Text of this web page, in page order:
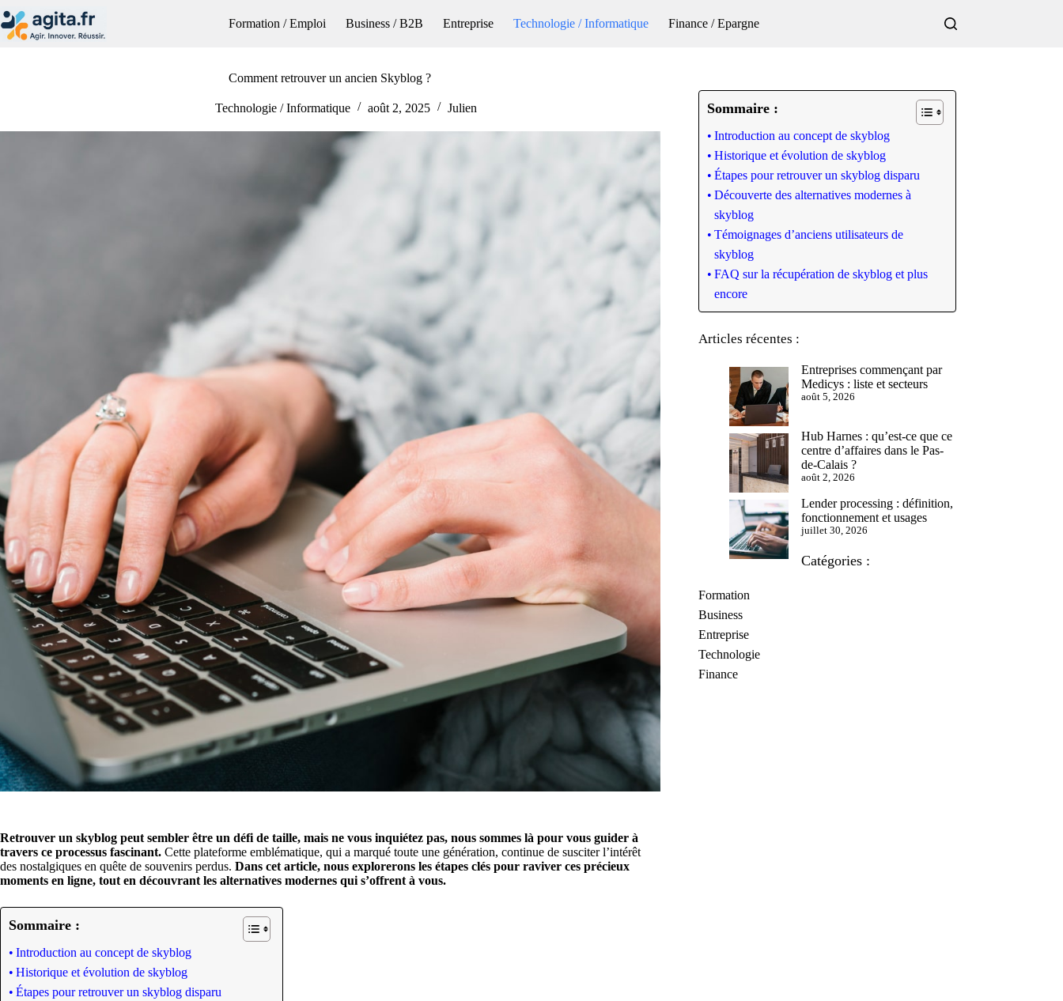
au
contenu
Formation / Emploi Business / B2B Entreprise Technologie / Informatique Finance / Epargne
Comment retrouver un ancien Skyblog ?
Technologie / Informatique août 2, 2025 Julien
Retrouver un skyblog peut sembler être un défi de taille, mais ne vous inquiétez pas, nous sommes là pour vous guider à
travers ce processus fascinant. Cette plateforme emblématique, qui a marqué toute une génération, continue de susciter l’intérêt
des nostalgiques en quête de souvenirs perdus. Dans cet article, nous explorerons les étapes clés pour raviver ces précieux
moments en ligne, tout en découvrant les alternatives modernes qui s’offrent à vous.
Sommaire :
Introduction au concept de skyblog
Historique et évolution de skyblog
Étapes pour retrouver un skyblog disparu
Sommaire :
Introduction au concept de skyblog
Historique et évolution de skyblog
Étapes pour retrouver un skyblog disparu
Découverte des alternatives modernes à
skyblog
Témoignages d’anciens utilisateurs de
skyblog
FAQ sur la récupération de skyblog et plus
encore
Articles récentes :
Entreprises commençant par
Medicys : liste et secteurs
août 5, 2026
Hub Harnes : qu’est-ce que ce
centre d’affaires dans le Pas-
de-Calais ?
août 2, 2026
Lender processing : définition,
fonctionnement et usages
juillet 30, 2026
Catégories :
Formation
Business
Entreprise
Technologie
Finance